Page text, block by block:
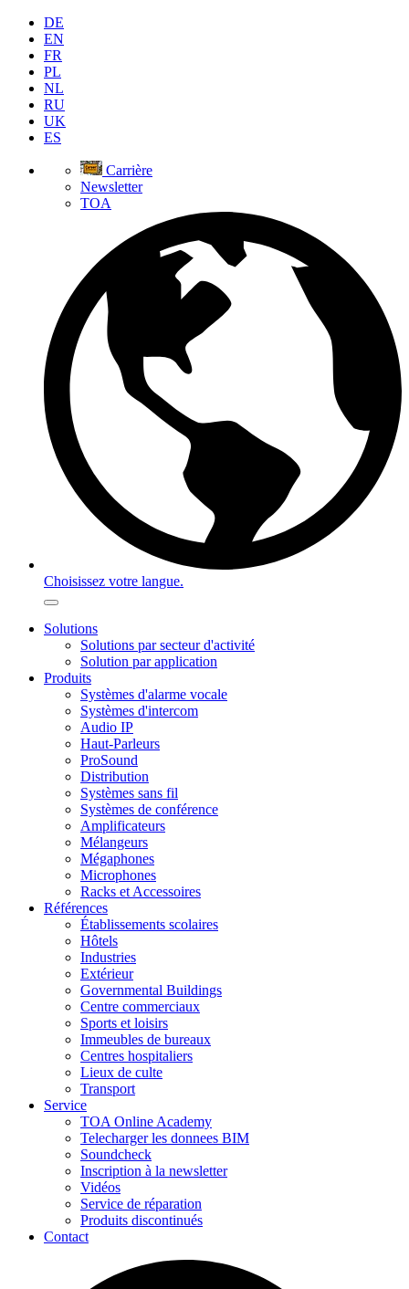
DE
EN
FR
PL
NL
RU
UK
ES
Carrière
Newsletter
TOA
Choisissez votre langue.
Solutions
Solutions par secteur d'activité
Solution par application
Produits
Systèmes d'alarme vocale
Systèmes d'intercom
Audio IP
Haut-Parleurs
ProSound
Distribution
Systèmes sans fil
Systèmes de conférence
Amplificateurs
Mélangeurs
Mégaphones
Microphones
Racks et Accessoires
Références
Établissements scolaires
Hôtels
Industries
Extérieur
Governmental Buildings
Centre commerciaux
Sports et loisirs
Immeubles de bureaux
Centres hospitaliers
Lieux de culte
Transport
Service
TOA Online Academy
Telecharger les donnees BIM
Soundcheck
Inscription à la newsletter
Vidéos
Service de réparation
Produits discontinués
Contact